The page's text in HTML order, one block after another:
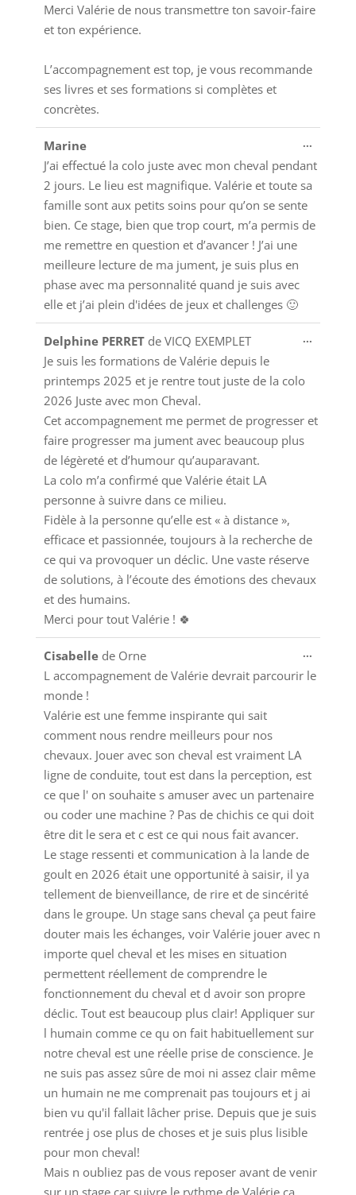
Merci Valérie de nous transmettre ton savoir-faire
et ton expérience.
L’accompagnement est top, je vous recommande
ses livres et ses formations si complètes et
concrètes.
Marine
J’ai effectué la colo juste avec mon cheval pendant
2 jours. Le lieu est magnifique. Valérie et toute sa
famille sont aux petits soins pour qu’on se sente
bien. Ce stage, bien que trop court, m’a permis de
me remettre en question et d’avancer ! J’ai une
meilleure lecture de ma jument, je suis plus en
phase avec ma personnalité quand je suis avec
elle et j’ai plein d'idées de jeux et challenges 🙂
...
boîte
Delphine PERRET de VICQ EXEMPLET
Je suis les formations de Valérie depuis le
printemps 2025 et je rentre tout juste de la colo
2026 Juste avec mon Cheval.
Cet accompagnement me permet de progresser et
faire progresser ma jument avec beaucoup plus
de légèreté et d’humour qu’auparavant.
La colo m’a confirmé que Valérie était LA
personne à suivre dans ce milieu.
Fidèle à la personne qu’elle est « à distance »,
efficace et passionnée, toujours à la recherche de
ce qui va provoquer un déclic. Une vaste réserve
de solutions, à l’écoute des émotions des chevaux
et des humains.
Merci pour tout Valérie ! 🍀
...
Cisabelle de Orne
L accompagnement de Valérie devrait parcourir le
monde !
Valérie est une femme inspirante qui sait
comment nous rendre meilleurs pour nos
chevaux. Jouer avec son cheval est vraiment LA
ligne de conduite, tout est dans la perception, est
ce que l' on souhaite s amuser avec un partenaire
ou coder une machine ? Pas de chichis ce qui doit
être dit le sera et c est ce qui nous fait avancer.
Le stage ressenti et communication à la lande de
goult en 2026 était une opportunité à saisir, il ya
tellement de bienveillance, de rire et de sincérité
dans le groupe. Un stage sans cheval ça peut faire
douter mais les échanges, voir Valérie jouer avec n
importe quel cheval et les mises en situation
permettent réellement de comprendre le
fonctionnement du cheval et d avoir son propre
déclic. Tout est beaucoup plus clair! Appliquer sur
l humain comme ce qu on fait habituellement sur
notre cheval est une réelle prise de conscience. Je
ne suis pas assez sûre de moi ni assez clair même
un humain ne me comprenait pas toujours et j ai
bien vu qu'il fallait lâcher prise. Depuis que je suis
rentrée j ose plus de choses et je suis plus lisible
pour mon cheval!
Mais n oubliez pas de vous reposer avant de venir
sur un stage car suivre le rythme de Valérie ça
...
boîte